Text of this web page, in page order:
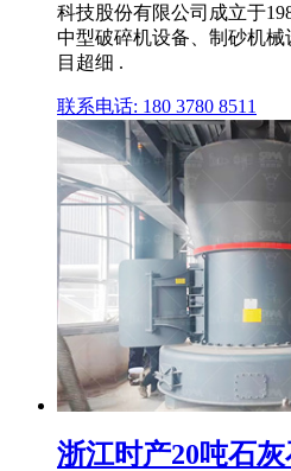
科技股份有限公司成立于
中型破碎机设备、制砂机械
目超细 .
联系电话: 180 3780 8511
浙江时产20吨石